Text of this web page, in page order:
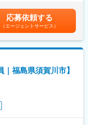
た取り組み
後はマネジメントや本部
形成ができます。まずは
きます。
で運営。チームワークを
度あり
ー動画をご視聴いただきま
記です。
応募依頼する
（エージェントサービス）
｜福島県須賀川市】